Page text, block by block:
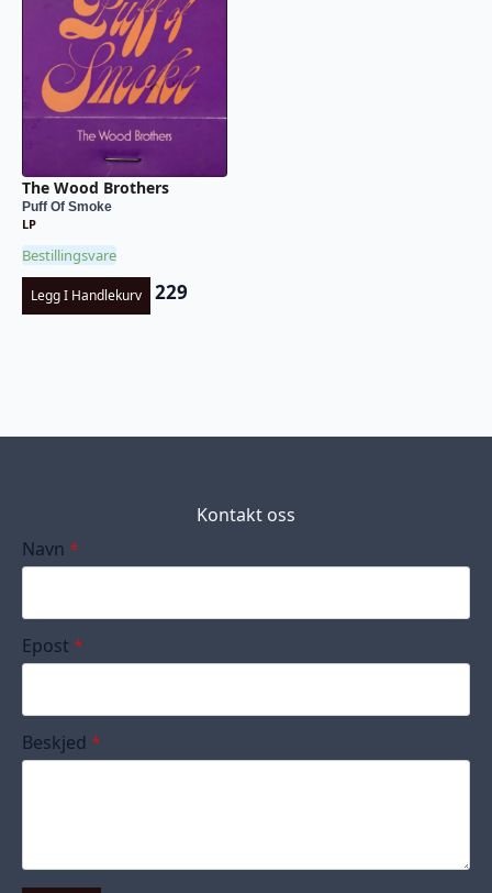
The Wood Brothers
Puff Of Smoke
LP
Bestillingsvare
Legg I Handlekurv 229
Kontakt oss
Navn *
Epost *
Beskjed *